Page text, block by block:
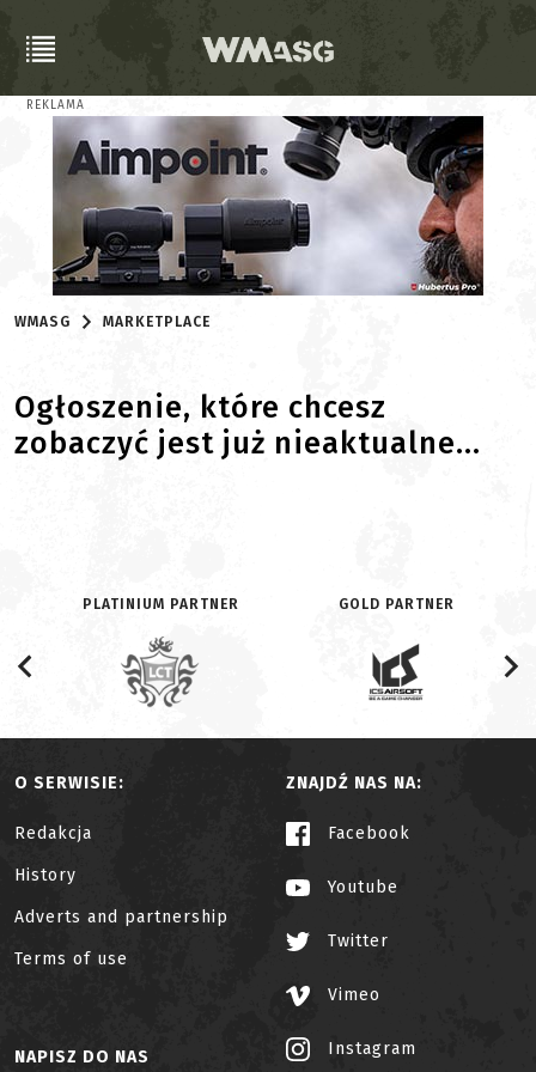
REKLAMA
WMASG MARKETPLACE
Ogłoszenie, które chcesz
zobaczyć jest już nieaktualne...
PLATINIUM PARTNER GOLD PARTNER
O SERWISIE:
Redakcja
History
Adverts and partnership
Terms of use
ZNAJDŹ NAS NA:
Facebook
Youtube
Twitter
Vimeo
Instagram
NAPISZ DO NAS